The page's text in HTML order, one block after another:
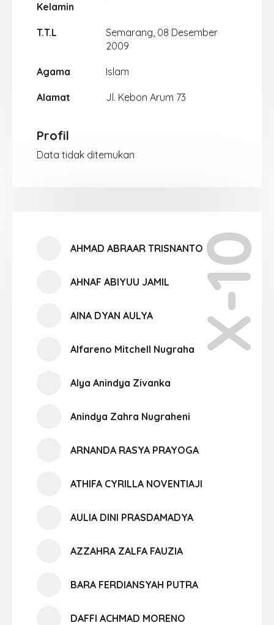
Kelamin
T.T.L
Semarang, 08 Desember
2009
Agama Islam
Alamat Jl. Kebon Arum 73
Profil
Data tidak ditemukan
X-10
AHMAD ABRAAR TRISNANTO
AHNAF ABIYUU JAMIL
AINA DYAN AULYA
Alfareno Mitchell Nugraha
Alya Anindya Zivanka
Anindya Zahra Nugraheni
ARNANDA RASYA PRAYOGA
ATHIFA CYRILLA NOVENTIAJI
AULIA DINI PRASDAMADYA
AZZAHRA ZALFA FAUZIA
BARA FERDIANSYAH PUTRA
DAFFI ACHMAD MORENO